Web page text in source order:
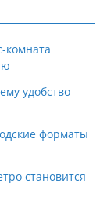
комната
удобство
форматы
становится